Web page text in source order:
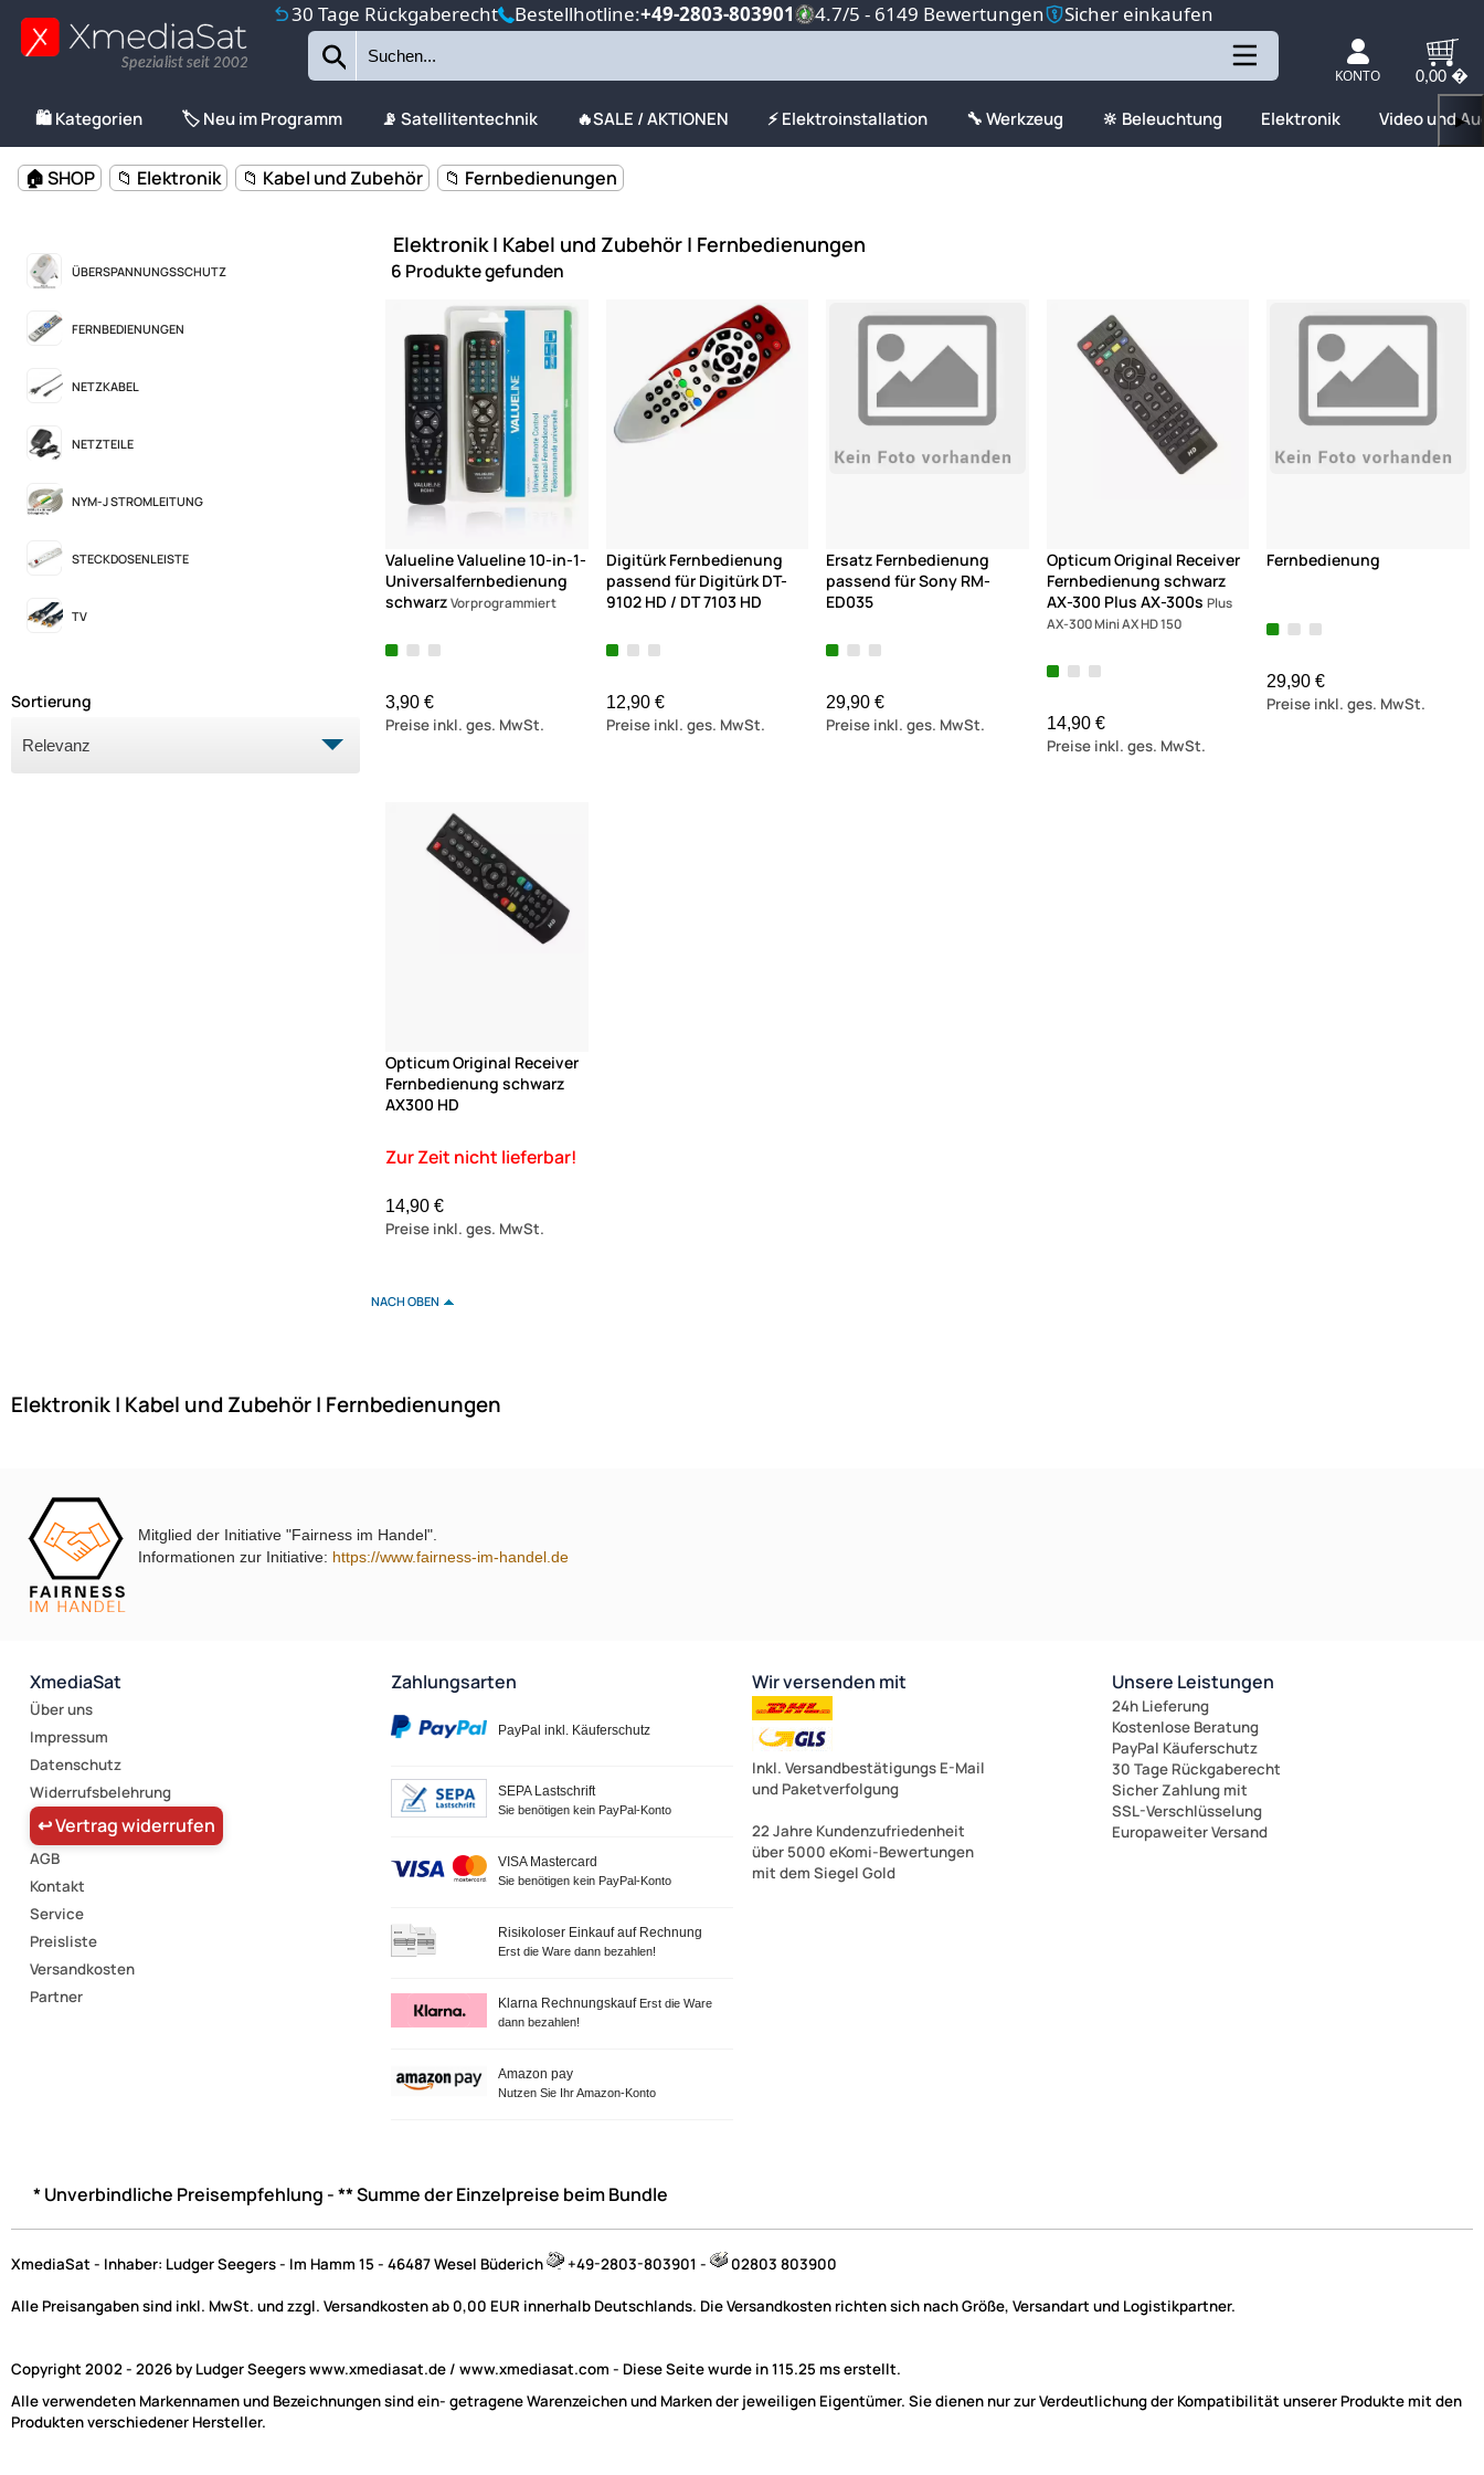
30 Tage Rückgaberecht Bestellhotline:+49-2803-803901 4.7/5 - 6149 Bewertungen Sicher einkaufen
Spezialist seit 2002
KONTO 0,00 �
🛍️ Kategorien 🏷️ Neu im Programm 📡 Satellitentechnik 🔥SALE / AKTIONEN ⚡ Elektroinstallation 🔧 Werkzeug 🔆 Beleuchtung Elektronik Video und▶
🏠 SHOP 📁 Elektronik 📁 Kabel und Zubehör 📁 Fernbedienungen
ÜBERSPANNUNGSSCHUTZ
FERNBEDIENUNGEN
NETZKABEL
NETZTEILE
NYM-J STROMLEITUNG
STECKDOSENLEISTE
TV
Sortierung
Elektronik | Kabel und Zubehör | Fernbedienungen
6 Produkte gefunden
Valueline Valueline 10-in-1-
Universalfernbedienung
schwarz Vorprogrammiert
3,90 €
Preise inkl. ges. MwSt.
Digitürk Fernbedienung
passend für Digitürk DT-
9102 HD / DT 7103 HD
12,90 €
Preise inkl. ges. MwSt.
Ersatz Fernbedienung
passend für Sony RM-
ED035
29,90 €
Preise inkl. ges. MwSt.
Opticum Original Receiver
Fernbedienung schwarz
AX-300 Plus AX-300s Plus
AX-300 Mini AX HD 150
14,90 €
Preise inkl. ges. MwSt.
Fernbedienung
29,90 €
Preise inkl. ges. MwSt.
Opticum Original Receiver
Fernbedienung schwarz
AX300 HD
Zur Zeit nicht lieferbar!
14,90 €
Preise inkl. ges. MwSt.
NACH OBEN
Elektronik | Kabel und Zubehör | Fernbedienungen
Mitglied der Initiative "Fairness im Handel".
Informationen zur Initiative: https://www.fairness-im-handel.de
XmediaSat
Über uns
Impressum
Datenschutz
Widerrufsbelehrung
↩ Vertrag widerrufen
AGB
Kontakt
Service
Preisliste
Versandkosten
Partner
Zahlungsarten
PayPal inkl. Käuferschutz
SEPA Lastschrift
Sie benötigen kein PayPal-Konto
VISA Mastercard
Sie benötigen kein PayPal-Konto
Risikoloser Einkauf auf Rechnung
Erst die Ware dann bezahlen!
Klarna Rechnungskauf Erst die Ware
dann bezahlen!
Amazon pay
Nutzen Sie Ihr Amazon-Konto
Wir versenden mit
Inkl. Versandbestätigungs E-Mail
und Paketverfolgung
22 Jahre Kundenzufriedenheit
über 5000 eKomi-Bewertungen
mit dem Siegel Gold
Unsere Leistungen
24h Lieferung
Kostenlose Beratung
PayPal Käuferschutz
30 Tage Rückgaberecht
Sicher Zahlung mit
SSL-Verschlüsselung
Europaweiter Versand
* Unverbindliche Preisempfehlung - ** Summe der Einzelpreise beim Bundle
XmediaSat - Inhaber: Ludger Seegers - Im Hamm 15 - 46487 Wesel Büderich +49-2803-803901 - 02803 803900
Alle Preisangaben sind inkl. MwSt. und zzgl. Versandkosten ab 0,00 EUR innerhalb Deutschlands. Die Versandkosten richten sich nach Größe, Versandart und Logistikpartner.
Copyright 2002 - 2026 by Ludger Seegers www.xmediasat.de / www.xmediasat.com - Diese Seite wurde in 115.25 ms erstellt.
Alle verwendeten Markennamen und Bezeichnungen sind ein- getragene Warenzeichen und Marken der jeweiligen Eigentümer. Sie dienen nur zur Verdeutlichung der Kompatibilität unserer Produkte mit den
Produkten verschiedener Hersteller.